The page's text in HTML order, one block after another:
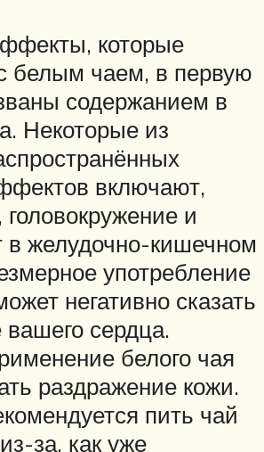
которые
белым чаем, в первую
содержанием в
Некоторые из
включают,
и
в желудочно-кишечном
употребление
негативно сказать
вашего сердца.
белого чая
раздражение кожи.
пить чай
за, как уже